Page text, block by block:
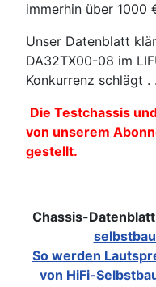
immerhin über 1000
Unser Datenblatt
DA32TX00-08 im
Konkurrenz schlägt .
Die Testchassis
von unserem
gestellt.
Chassis-
So werden
von HiFi-